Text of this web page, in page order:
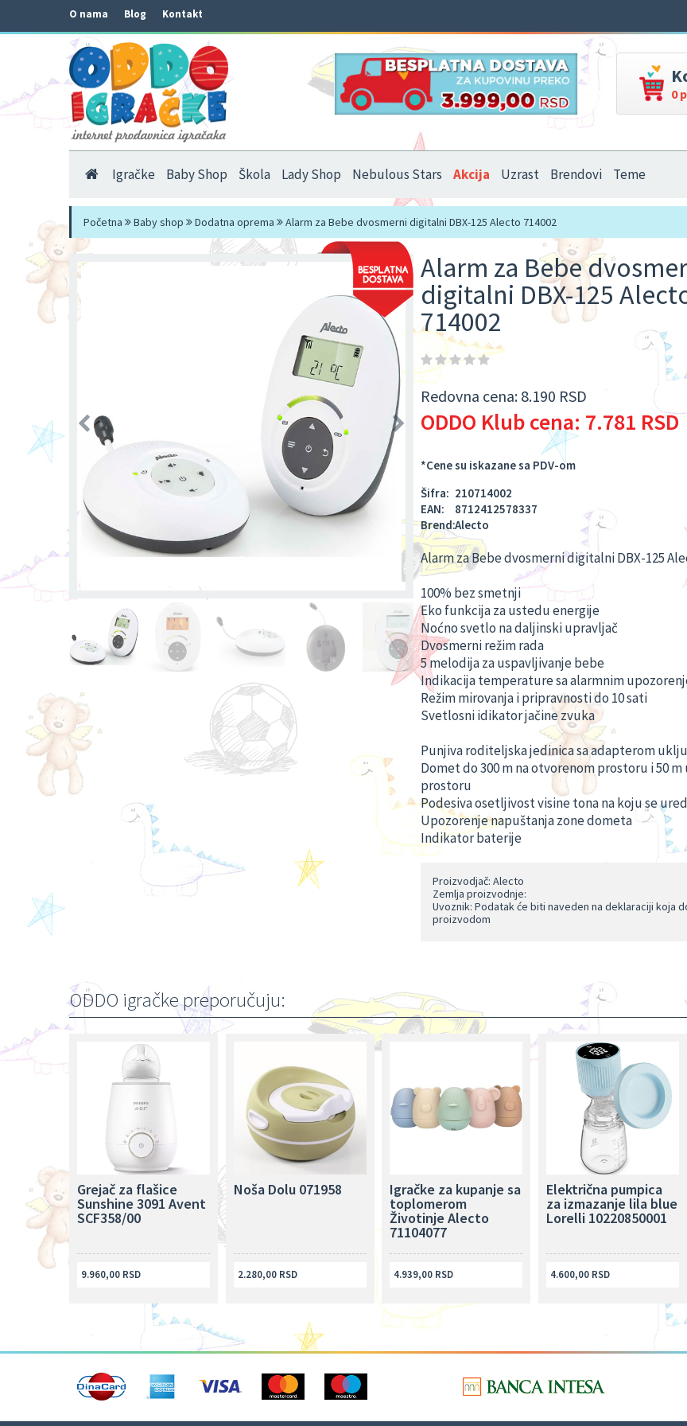
O nama Blog Kontakt
0
Igračke Baby Shop Škola Lady Shop Nebulous Stars Akcija Uzrast Brendovi Teme
Početna Baby shop Dodatna oprema Alarm za Bebe dvosmerni digitalni DBX-125 Alecto 714002
Alarm za Bebe
digitalni DBX-125
714002
Redovna cena: 8.190 RSD
ODDO Klub cena: 7.781 RSD
*Cene su iskazane sa PDV-om
Šifra: 210714002
EAN:
8712412578337
Brend:Alecto
Alarm za Bebe dvosmerni digitalni DBX-125
100% bez smetnji
Eko funkcija za ustedu energije
Noćno svetlo na daljinski upravljač
Dvosmerni režim rada
5 melodija za uspavljivanje bebe
Indikacija temperature sa alarmnim
Režim mirovanja i pripravnosti do 10 sati
Svetlosni idikator jačine zvuka
Punjiva roditeljska jedinica sa adapterom
Domet do 300 m na otvorenom prostoru i 50
prostoru
Podesiva osetljivost visine tona na koju se
Upozorenje napuštanja zone dometa
Indikator baterije
Proizvodjač: Alecto
Zemlja proizvodnje:
Uvoznik: Podatak će biti naveden na deklaraciji koja
proizvodom
ODDO igračke preporučuju:
Grejač za flašice
Sunshine 3091 Avent
SCF358/00
9.960,00 RSD
Noša Dolu 071958
2.280,00 RSD
Igračke za kupanje sa
toplomerom
Životinje Alecto
71104077
4.939,00 RSD
Električna pumpica
za izmazanje lila blue
Lorelli 10220850001
4.600,00 RSD